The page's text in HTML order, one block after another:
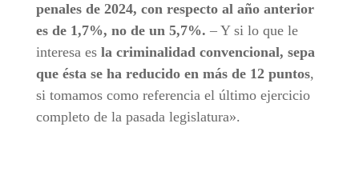
penales de 2024, con respecto al año anterior
es de 1,7%, no de un 5,7%. – Y si lo que le
interesa es la criminalidad convencional, sepa
que ésta se ha reducido en más de 12 puntos,
si tomamos como referencia el último ejercicio
completo de la pasada legislatura».